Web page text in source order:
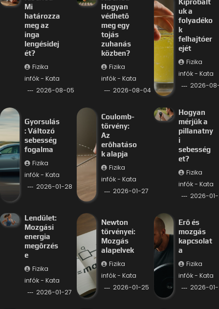
Mi
határozza
meg az
inga
lengésidej
ét?
Fizika
infók - Kata
2026-08-05
Hogyan
védhető
meg egy
tojás
zuhanás
közben?
Fizika
infók - Kata
2026-08-04
Kipróbált
uk a
folyadéko
k
felhajtóer
ejét
Fizika
infók - Kata
2026-
Gyorsulás
: Változó
sebesség
fogalma
Fizika
infók - Kata
2026-01-28
Coulomb-
törvény:
Az
erőhatáso
k alapja
Fizika
infók - Kata
2026-01-27
Hogyan
mérjük a
pillanatny
i
sebesség
et?
Fizika
infók - Kata
2026-
Lendület:
Mozgási
energia
megőrzés
e
Fizika
infók - Kata
2026-01-27
Newton
törvényei:
Mozgás
alapelvek
Fizika
infók - Kata
2026-01-25
Erő és
mozgás
kapcsolat
a
Fizika
infók - Kata
2026-